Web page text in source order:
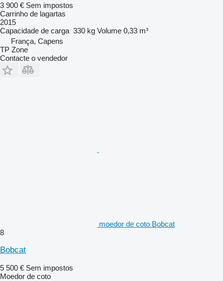
3 900 € Sem impostos
Carrinho de lagartas
2015
Capacidade de carga 330 kg Volume 0,33 m³
França, Capens
TP Zone
Contacte o vendedor
moedor de coto Bobcat
8
Bobcat
5 500 € Sem impostos
Moedor de coto